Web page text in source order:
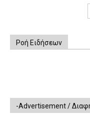
Ροή Ειδήσεων
-Advertisement /